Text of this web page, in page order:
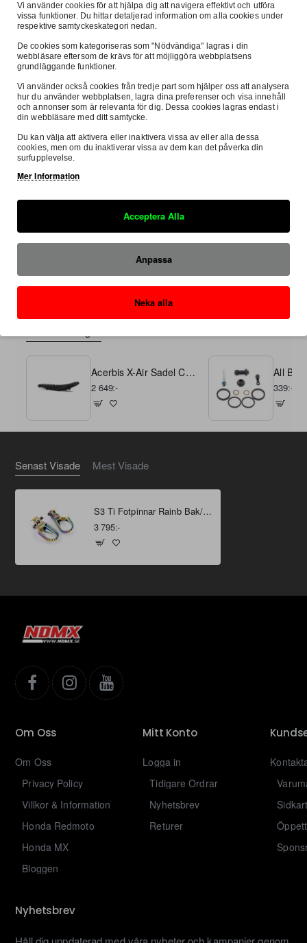
Beskrivning Passar Till Recensioner
S3 Ti Fotpinnar Rainb Bak/Låg Honda Ti -8/-8mm
Säker E-handel
Acerbis X-Air Sadel CRF250 22-25 450 21-25 Svart
2 649:- 339:-
Senast Visade Mest Visade
S3 Ti Fotpinnar Rainb Bak/Låg Honda Ti -8/-8mm
3 795:-
Om Oss
Om Oss
Privacy Policy
Villkor & Information
Honda Redmoto
Honda MX
Bloggen
Mitt Konto
Logga in
Tidigare Ordrar
Nyhetsbrev
Returer
Nyhetsbrev
Vi använder cookies för att hjälpa dig att navigera effektivt och utföra
vissa funktioner. Du hittar detaljerad information om alla cookies under
respektive samtyckeskategori nedan.
De cookies som kategoriseras som "Nödvändiga" lagras i din
webbläsare eftersom de krävs för att möjliggöra webbplatsens
grundläggande funktioner.
Vi använder också cookies från tredje part som hjälper oss att analysera
hur du använder webbplatsen, lagra dina preferenser och visa innehåll
och annonser som är relevanta för dig. Dessa cookies lagras endast i
din webbläsare med ditt samtycke.
Du kan välja att aktivera eller inaktivera vissa av eller alla dessa
cookies, men om du inaktiverar vissa av dem kan det påverka din
surfupplevelse.
Mer Information
Acceptera Alla
Anpassa
Neka alla